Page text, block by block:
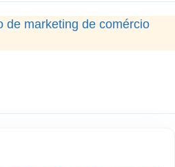
de marketing de comércio